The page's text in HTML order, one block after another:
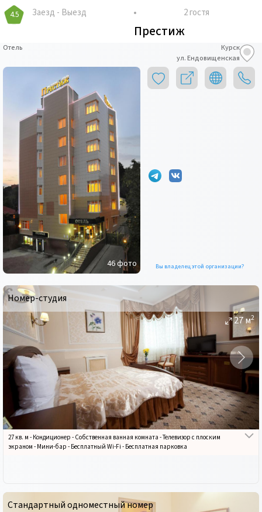
4.5
Престиж
Заезд - Выезд 2 гостя
Отель
Курск
ул. Ендовищенская
46фото Вы владелец этой организации?
Номер-студия
27м2
27 кв. м - Кондиционер - Собственная ванная комната -Телевизор с плоским
экраном - Мини-бар - Бесплатный Wi-Fi - Бесплатная парковка
Стандартный одноместный номер